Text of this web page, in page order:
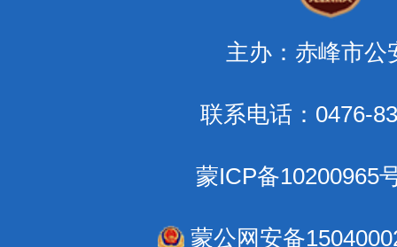
主办：赤峰市公
联系电话：0476-
蒙ICP备10200965
蒙公网安备